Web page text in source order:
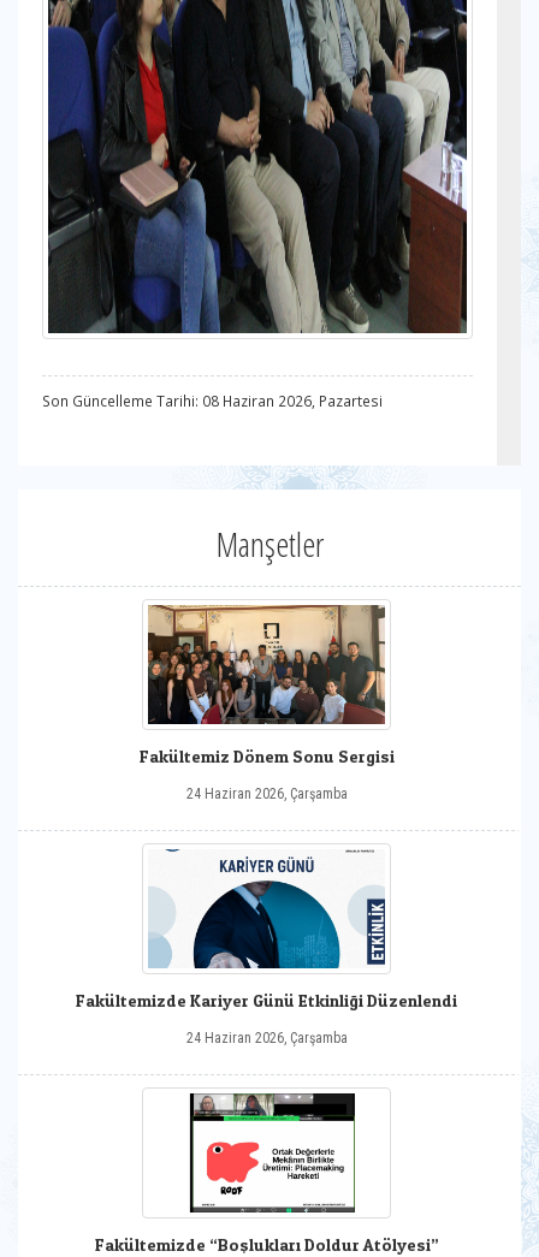
Son Güncelleme Tarihi: 08 Haziran 2026, Pazartesi
Manşetler
Fakültemiz Dönem Sonu Sergisi
24 Haziran 2026, Çarşamba
Fakültemizde Kariyer Günü Etkinliği Düzenlendi
24 Haziran 2026, Çarşamba
Fakültemizde “Boşlukları Doldur Atölyesi”